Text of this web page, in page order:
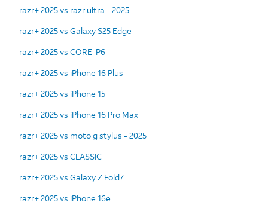
razr+ 2025 vs razr ultra - 2025
razr+ 2025 vs Galaxy S25 Edge
razr+ 2025 vs CORE-P6
razr+ 2025 vs iPhone 16 Plus
razr+ 2025 vs iPhone 15
razr+ 2025 vs iPhone 16 Pro Max
razr+ 2025 vs moto g stylus - 2025
razr+ 2025 vs CLASSIC
razr+ 2025 vs Galaxy Z Fold7
razr+ 2025 vs iPhone 16e